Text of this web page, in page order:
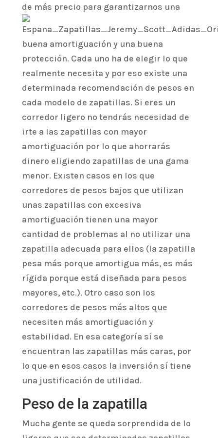
de más precio para garantizarnos una
buena amortiguación y una buena
protección. Cada uno ha de elegir lo que
realmente necesita y por eso existe una
determinada recomendación de pesos en
cada modelo de zapatillas. Si eres un
corredor ligero no tendrás necesidad de
irte a las zapatillas con mayor
amortiguación por lo que ahorrarás
dinero eligiendo zapatillas de una gama
menor. Existen casos en los que
corredores de pesos bajos que utilizan
unas zapatillas con excesiva
amortiguación tienen una mayor
cantidad de problemas al no utilizar una
zapatilla adecuada para ellos (la zapatilla
pesa más porque amortigua más, es más
rígida porque está diseñada para pesos
mayores, etc.). Otro caso son los
corredores de pesos más altos que
necesiten más amortiguación y
estabilidad. En esa categoría sí se
encuentran las zapatillas más caras, por
lo que en esos casos la inversión sí tiene
una justificación de utilidad.
Peso de la zapatilla
Mucha gente se queda sorprendida de lo